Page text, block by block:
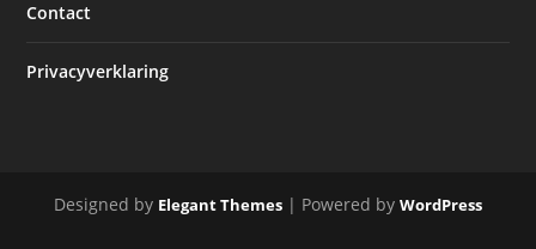
Contact
Privacyverklaring
Designed by Elegant Themes | Powered by WordPress